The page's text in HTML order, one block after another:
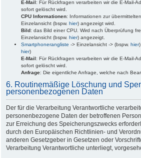
E-Mail: Für Rückfragen verarbeiten wir die E-Mail-
sofort gelöscht wird.
CPU Informationen: Informationen zur
Einzelansicht (bspw. hier) angezeigt wird.
Bild: das Bild einer CPU. Wird nach Überprüfung
Einzelansicht (bspw. hier) angezeigt.
Smartphonerangliste -> Einzelansicht -> (bspw. hier
hier)
E-Mail: Für Rückfragen verarbeiten wir die E-Mail-
sofort gelöscht wird.
Anfrage: Die eigentliche Anfrage, welche nach
6. Routinemäßige Löschung und
personenbezogenen Daten
Der für die Verarbeitung Verantwortliche
personenbezogene Daten der betroffenen
zur Erreichung des Speicherungszwecks
durch den Europäischen Richtlinien- und
anderen Gesetzgeber in Gesetzen oder
Verarbeitung Verantwortliche unterliegt,